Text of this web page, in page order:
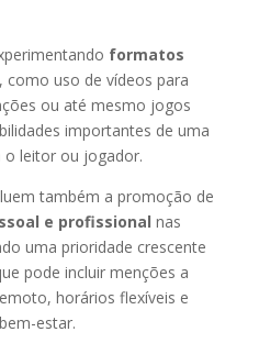
formatos
como uso de vídeos para
ou até mesmo jogos
importantes de uma
leitor ou jogador.
também a promoção de
e profissional nas
uma prioridade crescente
pode incluir menções a
horários flexíveis e
estar.